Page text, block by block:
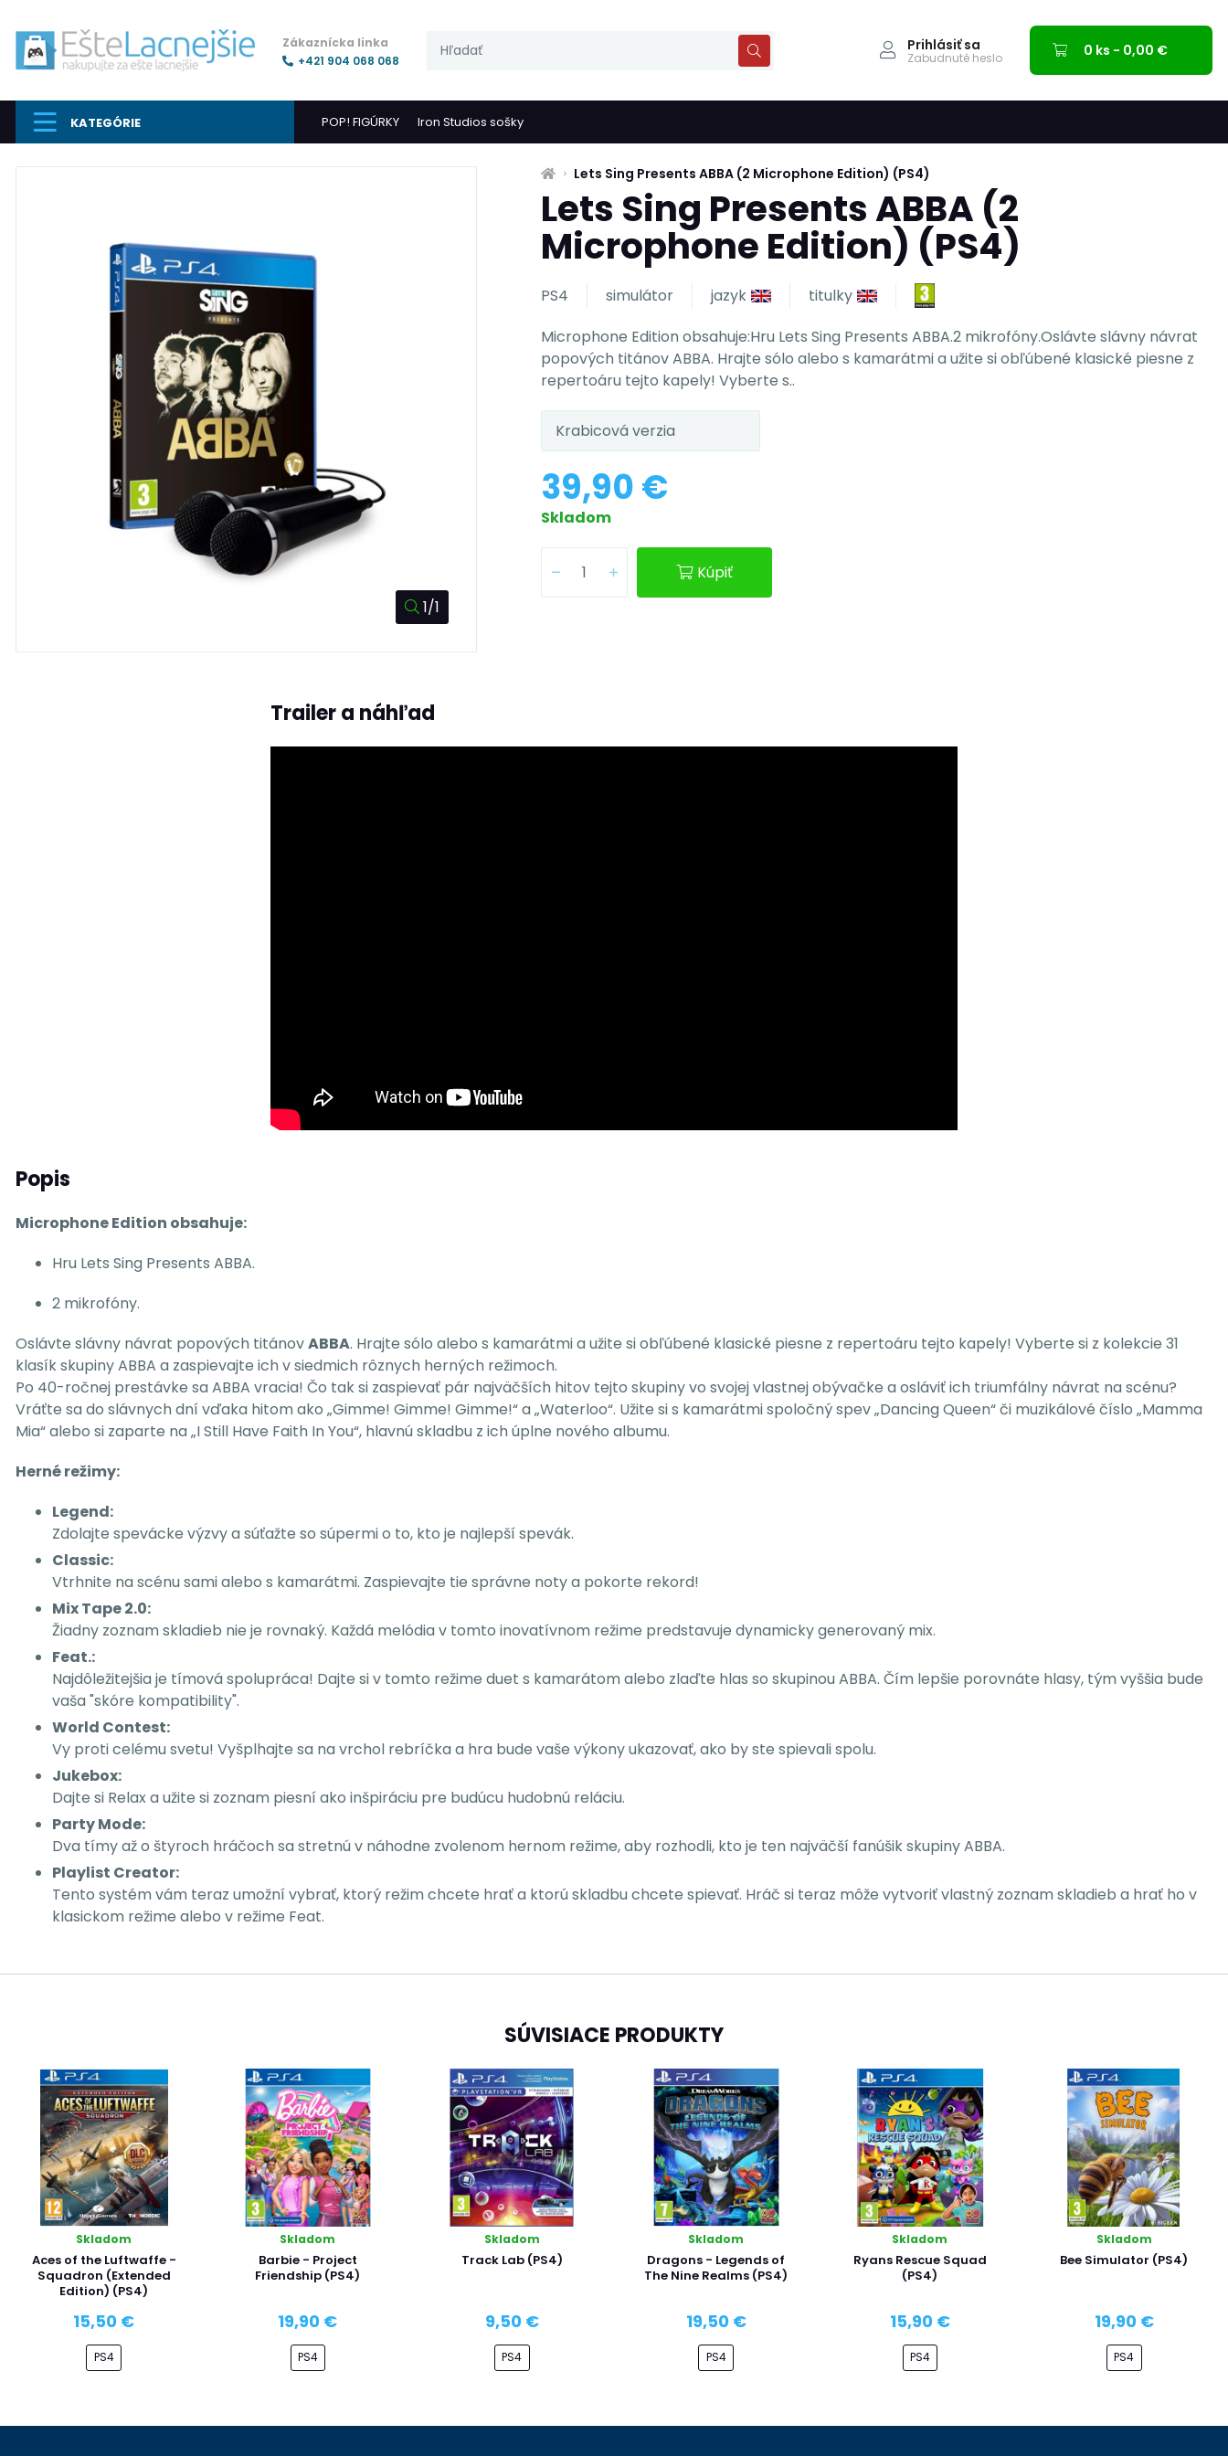
Zákaznícka linka
+421 904 068 068
Prihlásiť sa
Zabudnuté heslo 0 ks - 0,00 €
KATEGÓRIE POP! FIGÚRKY Iron Studios sošky
1/1
Lets Sing Presents ABBA (2 Microphone Edition) (PS4)
Lets Sing Presents ABBA (2
Microphone Edition) (PS4)
PS4 simulátor jazyk
titulky
Microphone Edition obsahuje:Hru Lets Sing Presents ABBA.2 mikrofóny.Oslávte slávny návrat
popových titánov ABBA. Hrajte sólo alebo s kamarátmi a užite si obľúbené klasické piesne z
repertoáru tejto kapely! Vyberte s..
Krabicová verzia
39,90 €
Skladom
Kúpiť
Trailer a náhľad
Popis
Microphone Edition obsahuje:
Hru Lets Sing Presents ABBA.
2 mikrofóny.
Oslávte slávny návrat popových titánovABBA. Hrajte sólo alebo s kamarátmi a užite si obľúbené klasické piesne z repertoáru tejto kapely! Vyberte si z kolekcie 31
klasík skupiny ABBA a zaspievajte ich v siedmich rôznych herných režimoch.
Po 40-ročnej prestávke sa ABBA vracia! Čo tak si zaspievať pár najväčších hitov tejto skupiny vo svojej vlastnej obývačke a osláviť ich triumfálny návrat na scénu?
Vráťte sa do slávnych dní vďaka hitom ako „Gimme! Gimme! Gimme!“ a „Waterloo“. Užite si s kamarátmi spoločný spev „Dancing Queen“ či muzikálové číslo „Mamma
Mia“ alebo si zaparte na „I Still Have Faith In You“, hlavnú skladbu z ich úplne nového albumu.
Herné režimy:
Legend:
Zdolajte spevácke výzvy a súťažte so súpermi o to, kto je najlepší spevák.
Classic:
Vtrhnite na scénu sami alebo s kamarátmi. Zaspievajte tie správne noty a pokorte rekord!
Mix Tape 2.0:
Žiadny zoznam skladieb nie je rovnaký. Každá melódia v tomto inovatívnom režime predstavuje dynamicky generovaný mix.
Feat.:
Najdôležitejšia je tímová spolupráca! Dajte si v tomto režime duet s kamarátom alebo zlaďte hlas so skupinou ABBA. Čím lepšie porovnáte hlasy, tým vyššia bude
vaša "skóre kompatibility".
World Contest:
Vy proti celému svetu! Vyšplhajte sa na vrchol rebríčka a hra bude vaše výkony ukazovať, ako by ste spievali spolu.
Jukebox:
Dajte si Relax a užite si zoznam piesní ako inšpiráciu pre budúcu hudobnú reláciu.
Party Mode:
Dva tímy až o štyroch hráčoch sa stretnú v náhodne zvolenom hernom režime, aby rozhodli, kto je ten najväčší fanúšik skupiny ABBA.
Playlist Creator:
Tento systém vám teraz umožní vybrať, ktorý režim chcete hrať a ktorú skladbu chcete spievať. Hráč si teraz môže vytvoriť vlastný zoznam skladieb a hrať ho v
klasickom režime alebo v režime Feat.
SÚVISIACE PRODUKTY
Skladom
Aces of the Luftwaffe -
Squadron (Extended
Edition) (PS4)
15,50 €
PS4
Skladom
Barbie - Project
Friendship (PS4)
19,90 €
PS4
Skladom
Track Lab (PS4)
9,50 €
PS4
Skladom
Dragons - Legends of
The Nine Realms (PS4)
19,50 €
PS4
Skladom
Ryans Rescue Squad
(PS4)
15,90 €
PS4
Skladom
Bee Simulator (PS4)
19,90 €
PS4